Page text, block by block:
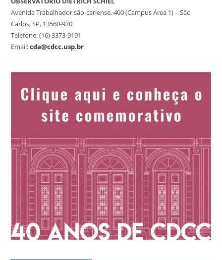
Avenida Trabalhador são-carlense, 400 (Campus Área 1) – São
Carlos, SP, 13560-970
Telefone: (16) 3373-9191
Email:cda@cdcc.usp.br